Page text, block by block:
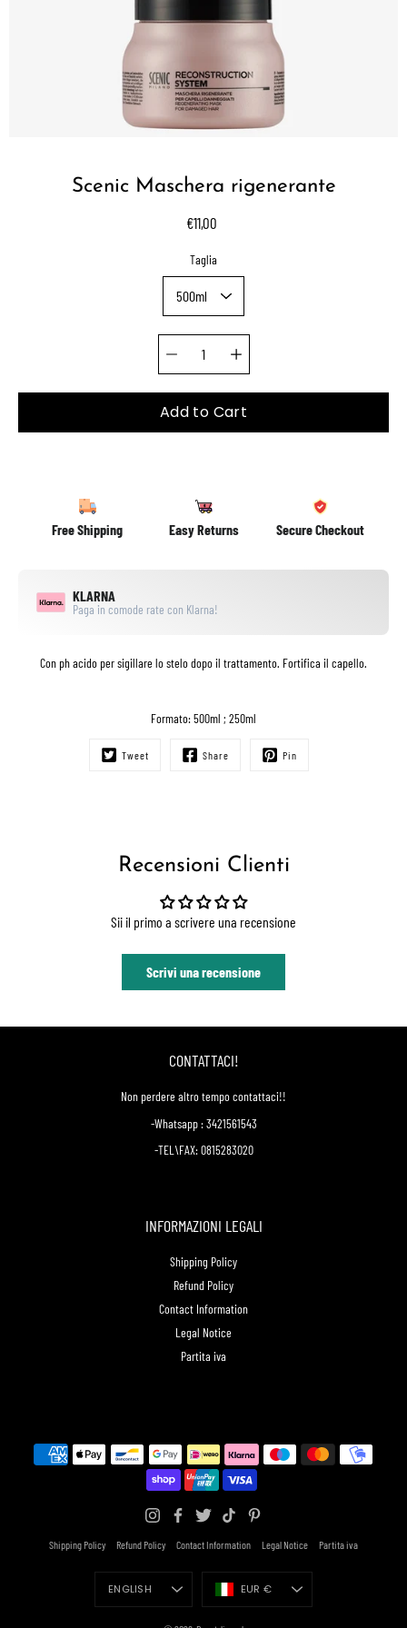
Scenic Maschera rigenerante
€11,00
Taglia
Select variant
Quantity selector
Add to Cart
Free Shipping Easy Returns Secure Checkout
KLARNA
Paga in comode rate con Klarna!
Con ph acido per sigillare lo stelo dopo il trattamento. Fortifica il capello.
Formato: 500ml ; 250ml
Tweet Share Pin
Recensioni Clienti
Sii il primo a scrivere una recensione
Scrivi una recensione
CONTATTACI!
Non perdere altro tempo contattaci!!
-Whatsapp : 3421561543
-TEL\FAX: 0815283020
INFORMAZIONI LEGALI
Shipping Policy
Refund Policy
Contact Information
Legal Notice
Partita iva
Shipping Policy Refund Policy Contact Information Legal Notice Partita iva
Language
ENGLISH Currency
EUR €